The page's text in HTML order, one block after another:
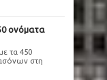
ονόματα
τα 450
στη